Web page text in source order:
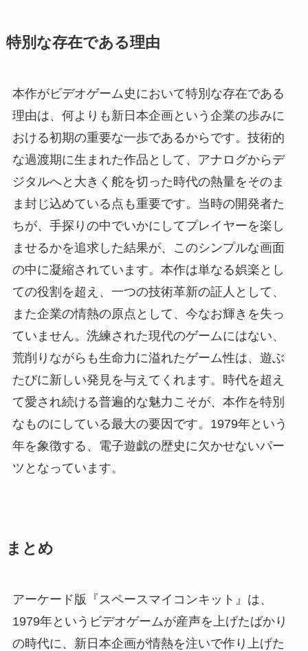
特別な存在である理由
本作がビデオゲーム史において特別な存在である
理由は、何よりも新日本企画という企業の歩みに
おける初期の重要な一歩であるからです。技術的
な過渡期に生まれた作品として、アナログからデ
ジタルへと大きく舵を切った時代の熱量をそのま
ま封じ込めている点も重要です。当時の開発者た
ちが、手探りの中でいかにしてプレイヤーを楽し
ませるかを追求した結果が、このシンプルな画面
の中に凝縮されています。本作は単なる娯楽とし
ての役割を超え、一つの技術革新の証人として、
また企業の情熱の原点として、今なお輝きを失っ
ていません。洗練された現代のゲームにはない、
荒削りながらも生命力に溢れたゲーム性は、遊ぶ
たびに新しい発見を与えてくれます。時代を超え
て愛され続ける普遍的な魅力こそが、本作を特別
なものにしている最大の要因です。1979年という
年を象徴する、電子遊戯の歴史に欠かせないパー
ツとなっています。
まとめ
アーケード版『スペースマイコンキット』は、
1979年というビデオゲームが産声を上げたばかり
の時代に、新日本企画が情熱を注いで作り上げた